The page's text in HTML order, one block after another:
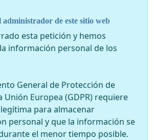
administrador de este sitio web
esta petición y hemos
información personal de los
General de Protección de
Unión Europea (GDPR) requiere
para almacenar
personal y que la información se
el menor tiempo posible.